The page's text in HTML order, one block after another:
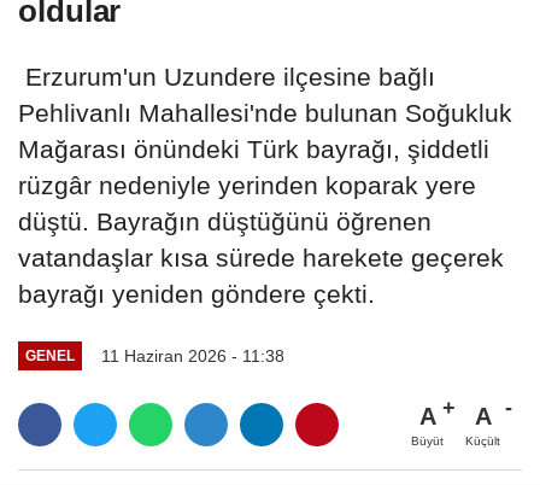
oldular
Erzurum'un Uzundere ilçesine bağlı
Pehlivanlı Mahallesi'nde bulunan Soğukluk
Mağarası önündeki Türk bayrağı, şiddetli
rüzgâr nedeniyle yerinden koparak yere
düştü. Bayrağın düştüğünü öğrenen
vatandaşlar kısa sürede harekete geçerek
bayrağı yeniden göndere çekti.
GENEL 11 Haziran 2026 - 11:38
A
Büyüt
A
Küçült